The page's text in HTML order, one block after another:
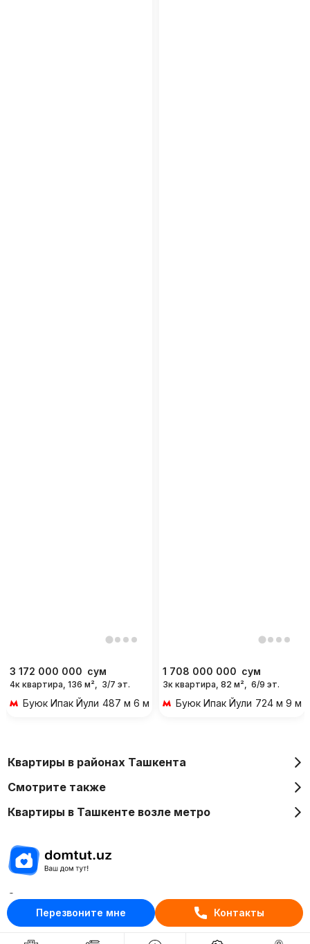
Перезвоните мне Контакты
3 172 000 000 сум
4к квартира, 136 м², 3/7 эт.
Буюк Ипак Йули 487 м 6 мин пешком
1 708 000 000 сум
3к квартира, 82 м², 6/9 эт.
Буюк Ипак Йули 724 м 9
Квартиры в районах Ташкента
Смотрите также
Квартиры в Ташкенте возле метро
Отдел рекламы
+998 (78) 113-20-86